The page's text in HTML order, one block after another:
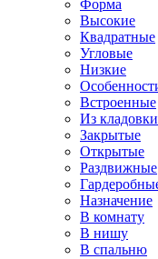
Форма
Высокие
Квадратные
Угловые
Низкие
Встроенные
Из кладовки
Закрытые
Открытые
Раздвижные
Назначение
В комнату
В нишу
В спальню